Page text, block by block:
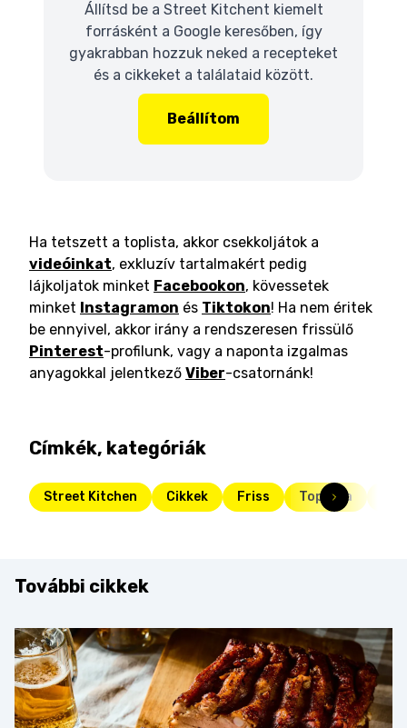
Állítsd be a Street Kitchent kiemelt
forrásként a Google keresőben, így
gyakrabban hozzuk neked a recepteket
és a cikkeket a találataid között.
Beállítom
Ha tetszett a toplista, akkor csekkoljátok a
videóinkat, exkluzív tartalmakért pedig
lájkoljatok minket Facebookon, kövessetek
minket Instagramon és Tiktokon! Ha nem éritek
be ennyivel, akkor irány a rendszeresen frissülő
Pinterest-profilunk, vagy a naponta izgalmas
anyagokkal jelentkező Viber-csatornánk!
Címkék, kategóriák
Street Kitchen Cikkek Friss Toplista
További cikkek